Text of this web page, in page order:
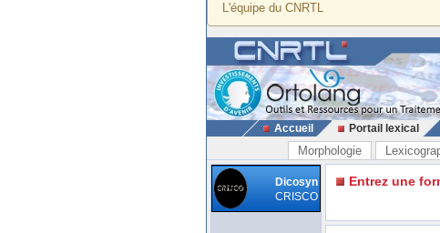
L'équipe du CNRTL
Accueil Portail lexical
Morphologie
Dicosyn
CRISCO
Entrez une